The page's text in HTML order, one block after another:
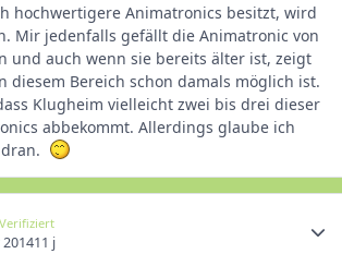
hochwertigere Animatronics besitzt, wird
Mir jedenfalls gefällt die Animatronic von
und auch wenn sie bereits älter ist, zeigt
diesem Bereich schon damals möglich ist.
Klugheim vielleicht zwei bis drei dieser
abbekommt. Allerdings glaube ich
Verifiziert
11 j